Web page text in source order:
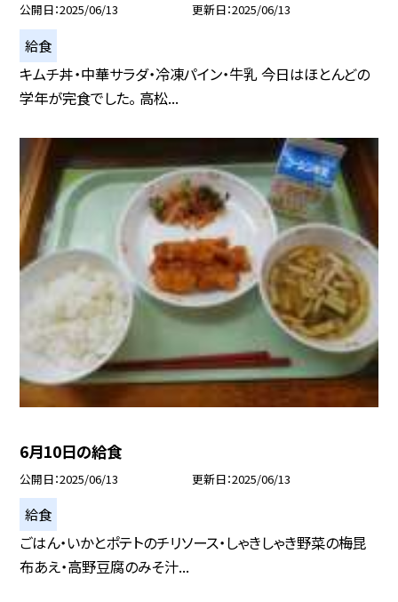
公開日 2025/06/13 更新日 2025/06/13
給食
キムチ丼・中華サラダ・冷凍パイン・牛乳 今日はほとんどの
学年が完食でした。 高松...
6月10日の給食
公開日 2025/06/13 更新日 2025/06/13
給食
ごはん・いかとポテトのチリソース・しゃきしゃき野菜の梅昆
布あえ・高野豆腐のみそ汁...